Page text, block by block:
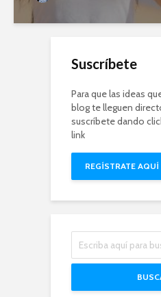
Suscríbete
Para que las ideas
blog te lleguen
suscríbete dando
link
REGÍSTRATE AQUÍ